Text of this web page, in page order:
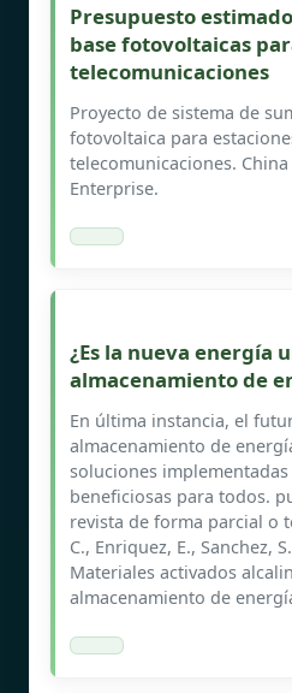
Presupuesto
base fotovoltaicas
telecomunicaciones
Proyecto de sistema de
fotovoltaica para
telecomunicaciones.
Enterprise.
¿Es la nueva energía
almacenamiento de
En última instancia, el
almacenamiento de
soluciones implementadas
beneficiosas para todos.
revista de forma parcial o
C., Enriquez, E., Sanchez,
Materiales activados
almacenamiento de